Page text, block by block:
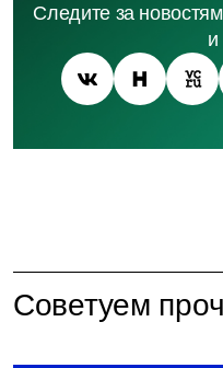
Следите за
и
Советуем